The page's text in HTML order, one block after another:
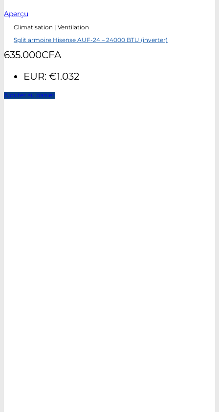
Aperçu
Climatisation | Ventilation
Split armoire Hisense AUF-24 – 24000 BTU (inverter)
635.000CFA
EUR: €1.032
Ajouter au panier